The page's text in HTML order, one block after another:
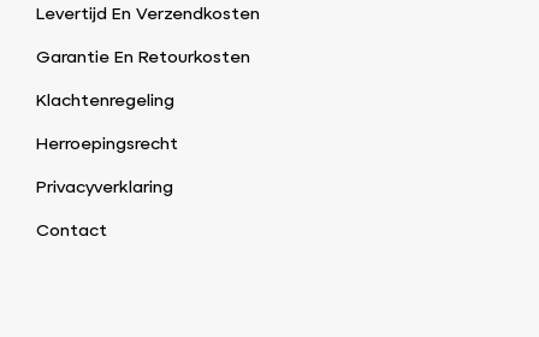
Levertijd En Verzendkosten
Garantie En Retourkosten
Klachtenregeling
Herroepingsrecht
Privacyverklaring
Contact